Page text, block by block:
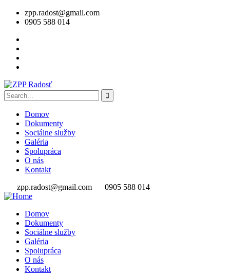
zpp.radost@gmail.com
0905 588 014
Domov
Dokumenty
Sociálne služby
Galéria
Spolupráca
O nás
Kontakt
zpp.radost@gmail.com
0905 588 014
Domov
Dokumenty
Sociálne služby
Galéria
Spolupráca
O nás
Kontakt